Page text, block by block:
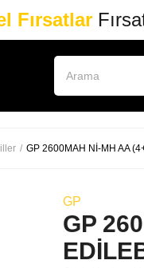
Fırsatlar
GP 2600MAH Nİ-MH AA
GP
GP